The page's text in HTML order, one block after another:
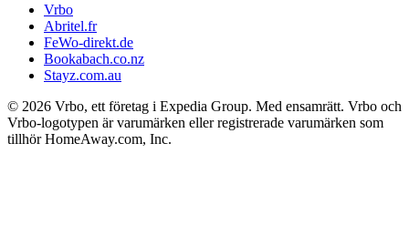
Vrbo
Abritel.fr
FeWo-direkt.de
Bookabach.co.nz
Stayz.com.au
© 2026 Vrbo, ett företag i Expedia Group. Med ensamrätt. Vrbo och
Vrbo-logotypen är varumärken eller registrerade varumärken som
tillhör HomeAway.com, Inc.